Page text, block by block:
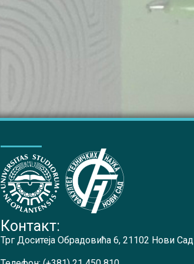
Контакт:
Трг Доситеја Обрадовића 6, 21102 Нови Сад